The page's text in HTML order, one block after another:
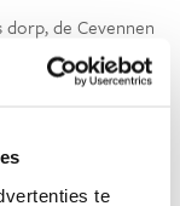
te
dorp, de Cevennen
van de eerste